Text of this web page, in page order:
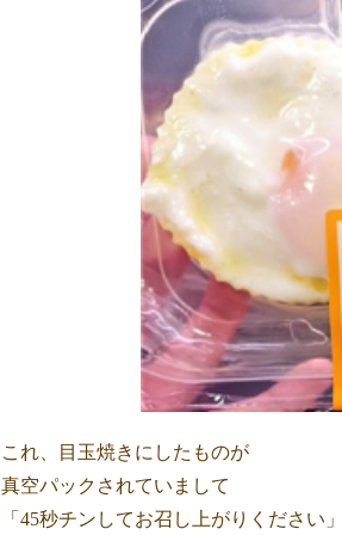
これ、目玉焼きにしたものが
真空パックされていまして
「45秒チンしてお召し上がりください